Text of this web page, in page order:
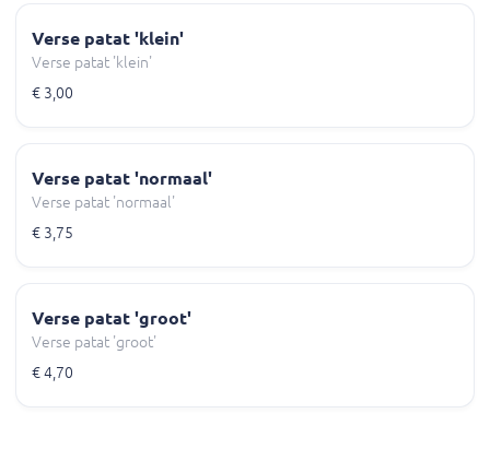
Verse patat 'klein'
Verse patat 'klein'
€ 3,00
Verse patat 'normaal'
Verse patat 'normaal'
€ 3,75
Verse patat 'groot'
Verse patat 'groot'
€ 4,70